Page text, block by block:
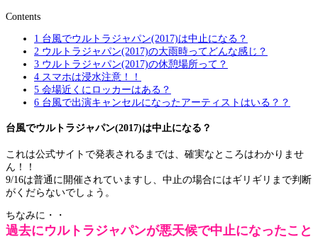
Contents
1 台風でウルトラジャパン(2017)は中止になる？
2 ウルトラジャパン(2017)の大雨時ってどんな感じ？
3 ウルトラジャパン(2017)の休憩場所って？
4 スマホは浸水注意！！
5 会場近くにロッカーはある？
6 台風で出演キャンセルになったアーティストはいる？？
台風でウルトラジャパン(2017)は中止になる？
これは公式サイトで発表されるまでは、確実なところはわかりませ
ん！！
9/16は普通に開催されていますし、中止の場合にはギリギリまで判断
がくだらないでしょう。
ちなみに・・
過去にウルトラジャパンが悪天候で中止になったこと